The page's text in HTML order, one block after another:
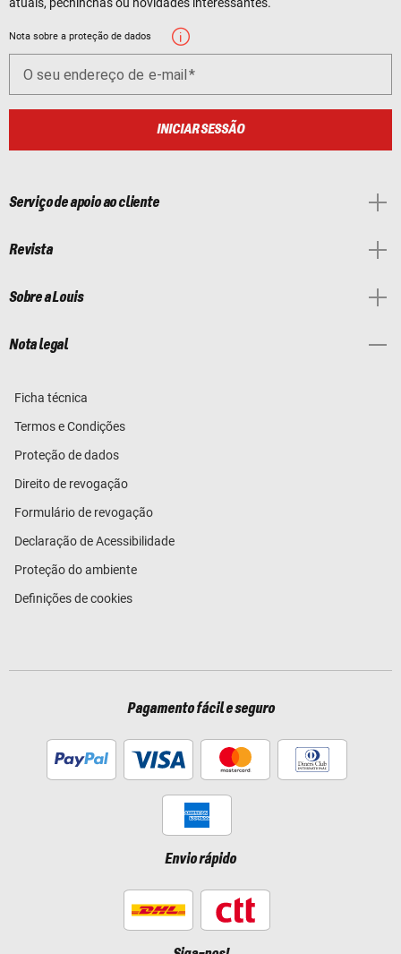
atuais, pechinchas ou novidades interessantes.
Nota sobre a proteção de dados
O seu endereço de e-mail
INICIAR SESSÃO
Serviço de apoio ao cliente
Revista
Sobre a Louis
Nota legal
Ficha técnica
Termos e Condições
Proteção de dados
Direito de revogação
Formulário de revogação
Declaração de Acessibilidade
Proteção do ambiente
Definições de cookies
Pagamento fácil e seguro
Envio rápido